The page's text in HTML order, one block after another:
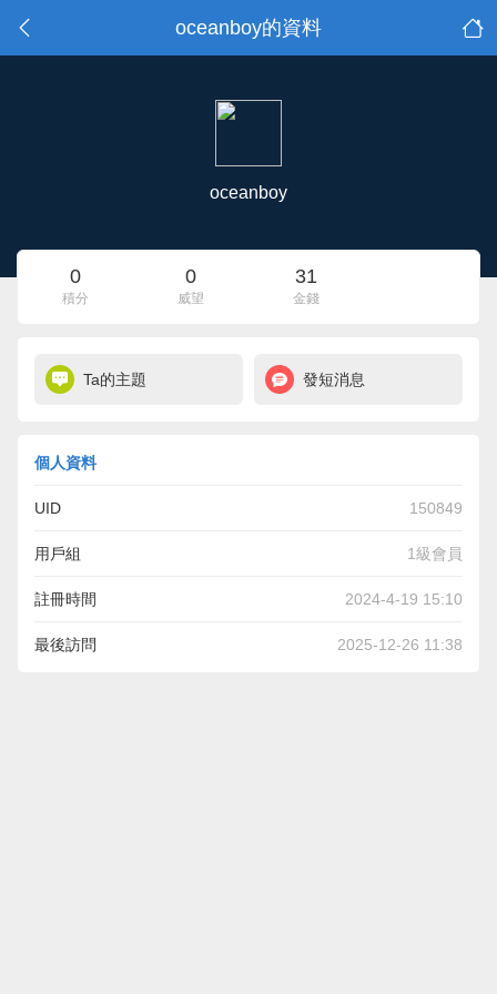
oceanboy的資料
oceanboy
0
積分
0
威望
31
金錢
Ta的主題 發短消息
個人資料
UID 150849
用戶組 1級會員
註冊時間 2024-4-19 15:10
最後訪問 2025-12-26 11:38